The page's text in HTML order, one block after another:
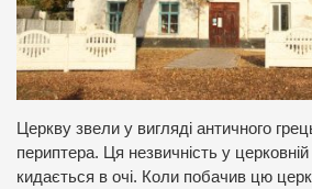
Церкву звели у вигляді античного
периптера. Ця незвичність у церковній
кидається в очі. Коли побачив цю